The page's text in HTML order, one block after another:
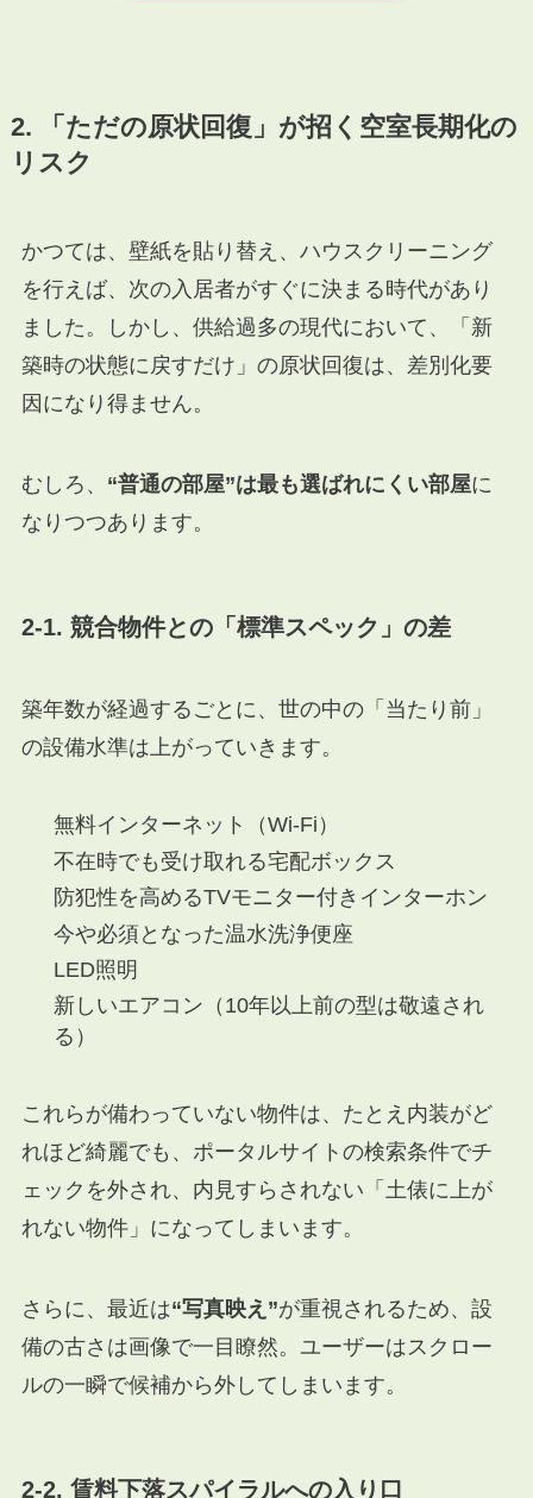
2. 「ただの原状回復」が招く空室長期化の
リスク
かつては、壁紙を貼り替え、ハウスクリーニング
を行えば、次の入居者がすぐに決まる時代があり
ました。しかし、供給過多の現代において、「新
築時の状態に戻すだけ」の原状回復は、差別化要
因になり得ません。
むしろ、 “普通の部屋”は最も選ばれにくい部屋に
なりつつあります。
2-1. 競合物件との「標準スペック」の差
築年数が経過するごとに、世の中の「当たり前」
の設備水準は上がっていきます。
無料インターネット（Wi-Fi）
不在時でも受け取れる宅配ボックス
防犯性を高めるTVモニター付きインターホン
今や必須となった温水洗浄便座
LED照明
新しいエアコン（10年以上前の型は敬遠され
る）
これらが備わっていない物件は、たとえ内装がど
れほど綺麗でも、ポータルサイトの検索条件でチ
ェックを外され、内見すらされない「土俵に上が
れない物件」になってしまいます。
さらに、最近は“写真映え”が重視されるため、設
備の古さは画像で一目瞭然。ユーザーはスクロー
ルの一瞬で候補から外してしまいます。
2-2. 賃料下落スパイラルへの入り口